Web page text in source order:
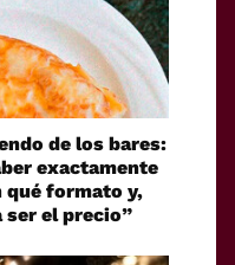
de los bares:
exactamente
qué formato y,
ser el precio”